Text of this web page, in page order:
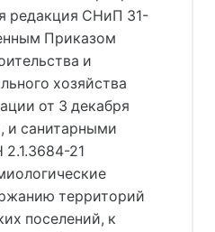
редакция СНиП 31-
Приказом
и
хозяйства
от 3 декабря
, и санитарными
21
территорий
поселений, к